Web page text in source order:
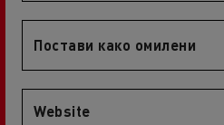
Постави како омилени
Website